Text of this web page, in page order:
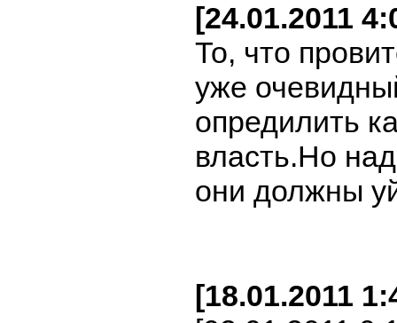
[24.01.2011
То, что
уже
опредилить
власть.Но
они должны
[18.01.2011